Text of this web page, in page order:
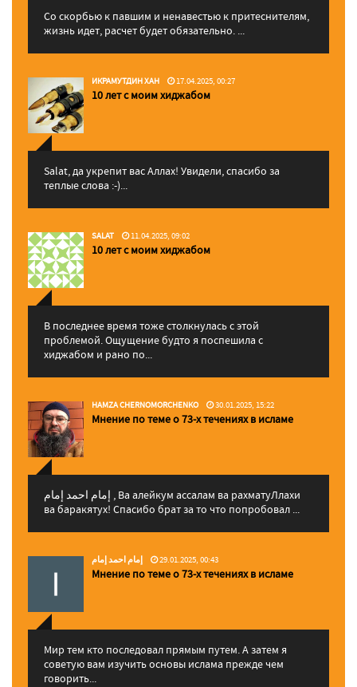
Со скорбью к павшим и ненавестью к притеснителям,
жизнь идет, расчет будет обязательно. ...
ИКРАМУТДИН ХАН 17.04.2025, 00:27
10 лет с моим хиджабом
Salat, да укрепит вас Аллаx! Увидели, спасибо за
теплые слова :-)...
SALAT 11.04.2025, 09:02
10 лет с моим хиджабом
В последнее время тоже столкнулась с этой
проблемой. Ощущение будто я поспешила с
хиджабом и рано по...
HAMZA CHERNOMORCHENKO 30.01.2025, 15:22
Мнение по теме о 73-х течениях в исламе
إمام احمد إمام , Ва алейкум ассалам ва рахматуЛлахи
ва баракятух! Спасибо брат за то что попробовал ...
إمام احمد إمام 29.01.2025, 00:43
Мнение по теме о 73-х течениях в исламе
Мир тем кто последовал прямым путем. А затем я
советую вам изучить основы ислама прежде чем
говорить...